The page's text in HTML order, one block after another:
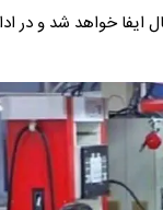
ایفا خواهد شد و در